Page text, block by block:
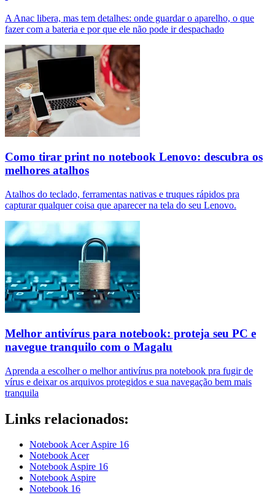
A Anac libera, mas tem detalhes: onde guardar o aparelho, o que
fazer com a bateria e por que ele não pode ir despachado
Como tirar print no notebook Lenovo: descubra os
melhores atalhos
Atalhos do teclado, ferramentas nativas e truques rápidos pra
capturar qualquer coisa que aparecer na tela do seu Lenovo.
Melhor antivírus para notebook: proteja seu PC e
navegue tranquilo com o Magalu
Aprenda a escolher o melhor antivírus pra notebook pra fugir de
vírus e deixar os arquivos protegidos e sua navegação bem mais
tranquila
Links relacionados:
Notebook Acer Aspire 16
Notebook Acer
Notebook Aspire 16
Notebook Aspire
Notebook 16